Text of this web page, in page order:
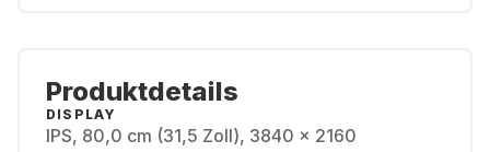
Produktdetails
DISPLAY
IPS, 80,0 cm (31,5 Zoll), 3840 x 2160